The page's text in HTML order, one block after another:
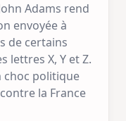
Adams rend
envoyée à
de certains
lettres X, Y et Z.
choc politique
la France